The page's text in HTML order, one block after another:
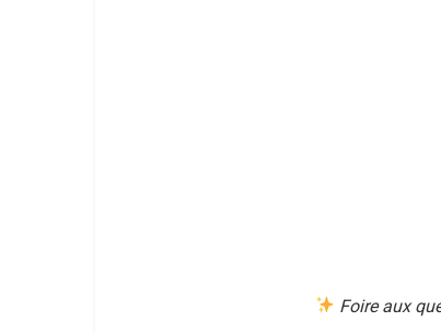
Foire aux